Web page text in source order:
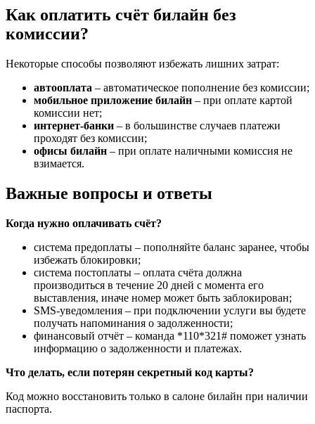
Как оплатить счёт билайн без
комиссии?
Некоторые способы позволяют избежать лишних затрат:
автооплата – автоматическое пополнение без комиссии;
мобильное приложение билайн – при оплате картой
комиссии нет;
интернет-банки – в большинстве случаев платежи
проходят без комиссии;
офисы билайн – при оплате наличными комиссия не
взимается.
Важные вопросы и ответы
Когда нужно оплачивать счёт?
система предоплаты – пополняйте баланс заранее, чтобы
избежать блокировки;
система постоплаты – оплата счёта должна
производиться в течение 20 дней с момента его
выставления, иначе номер может быть заблокирован;
SMS-уведомления – при подключении услуги вы будете
получать напоминания о задолженности;
финансовый отчёт – команда *110*321# поможет узнать
информацию о задолженности и платежах.
Что делать, если потерян секретный код карты?
Код можно восстановить только в салоне билайн при наличии
паспорта.